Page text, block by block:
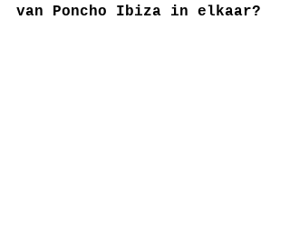
van Poncho Ibiza in elkaar?